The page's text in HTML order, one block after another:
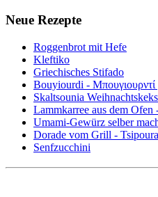
Neue Rezepte
Roggenbrot mit Hefe
Kleftiko
Griechisches Stifado
Bouyiourdi -
Skaltsounia
Lammkarree aus dem Ofen
Umami-Gewürz selber
Dorade vom Grill -
Senfzucchini